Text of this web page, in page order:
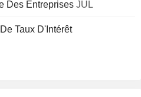
Des Entreprises JUL
Taux D'Intérêt